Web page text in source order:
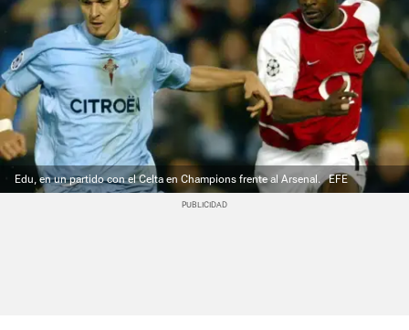
Edu, en un partido con el Celta en Champions frente al Arsenal. EFE